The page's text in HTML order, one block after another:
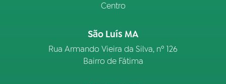
Centro
São Luís MA
Rua Armando Vieira da Silva, nº 126
Bairro de Fátima